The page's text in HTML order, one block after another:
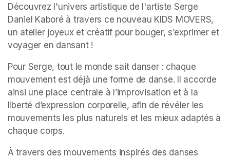
Découvrez l'univers artistique de l'artiste Serge
Daniel Kaboré à travers ce nouveau KIDS MOVERS,
un atelier joyeux et créatif pour bouger, s’exprimer et
voyager en dansant !
Pour Serge, tout le monde sait danser : chaque
mouvement est déjà une forme de danse. Il accorde
ainsi une place centrale à l’improvisation et à la
liberté d’expression corporelle, afin de révéler les
mouvements les plus naturels et les mieux adaptés à
chaque corps.
À travers des mouvements inspirés des danses